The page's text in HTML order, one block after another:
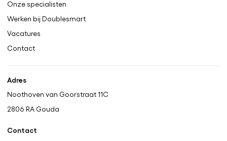
Onze specialisten
Werken bij Doublesmart
Vacatures
Contact
Adres
Noothoven van Goorstraat 11C
2806 RA Gouda
Contact